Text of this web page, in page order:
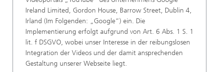
Ireland Limited, Gordon House, Barrow Street, Dublin 4,
Irland (Im Folgenden: „Google“) ein. Die
Implementierung erfolgt aufgrund von Art. 6 Abs. 1 S. 1
lit. f DSGVO, wobei unser Interesse in der reibungslosen
Integration der Videos und der damit ansprechenden
Gestaltung unserer Webseite liegt.